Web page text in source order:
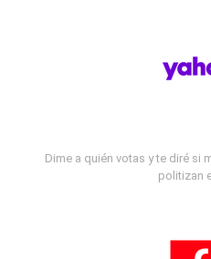
Dime a quién votas y te diré si
politizan